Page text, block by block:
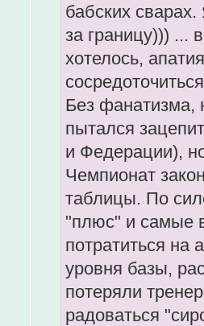
бабских
за границу))) ...
хотелось,
Без фанатизма,
пытался
и Федерации),
Чемпионат
таблицы. По
"плюс" и самые
потратиться на
уровня базы,
потеряли
радоваться